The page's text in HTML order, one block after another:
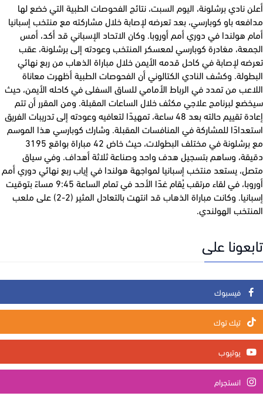
نادي برشلونة، اليوم السبت، نتائج الفحوصات الطبية التي خضع لها
باو كوبارسي، بعد تعرضه لإصابة خلال مشاركته مع منتخب إسبانيا
هولندا في دوري أمم أوروبا. وكان الاتحاد الإسباني قد أكد، أمس
مغادرة كوبارسي لمعسكر المنتخب وعودته إلى برشلونة، عقب
لإصابة في كاحل قدمه الأيمن خلال مباراة الذهاب من ربع نهائي
وكشف النادي الكتالوني أن الفحوصات الطبية أظهرت معاناة
من تمدد في الرباط الأمامي للساق السفلى في كاحله الأيمن، حيث
لبرنامج علاجي مكثف خلال الساعات المقبلة. ومن المقرر أن تتم
إعادة تقييم حالته بعد 48 ساعة، تمهيدًا لتعافيه وعودته إلى تدريبات الفريق
للمشاركة في المنافسات المقبلة. وشارك كوبارسي هذا الموسم
مع برشلونة في مختلف البطولات، حيث خاض 42 مباراة بواقع 3195
وساهم بتسجيل هدف واحد وصناعة ثلاثة أهداف. وفي سياق
يستعد منتخب إسبانيا لمواجهة هولندا في إياب ربع نهائي دوري أمم
أوروبا، في لقاء مرتقب يُقام غدًا الأحد في تمام الساعة 9:45 مساءً بتوقيت
إسبانيا. وكانت مباراة الذهاب قد انتهت بالتعادل المثير (2-2) على ملعب
الهولندي.
على
فيسبوك
تيك توك
يوتيوب
انستجرام